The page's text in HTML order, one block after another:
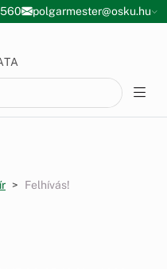
polgarmester@osku.hu
Felhívás!